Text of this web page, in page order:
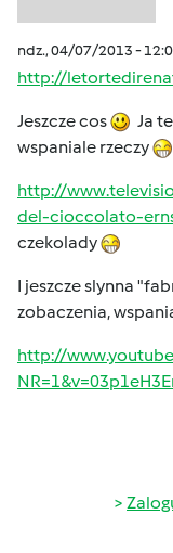
ndz., 04/07/2013 -
http://
Jeszcze cos
Ja
wspaniale rzeczy
http://
del-cioccolato-
czekolady
I jeszcze slynna
zobaczenia,
http://